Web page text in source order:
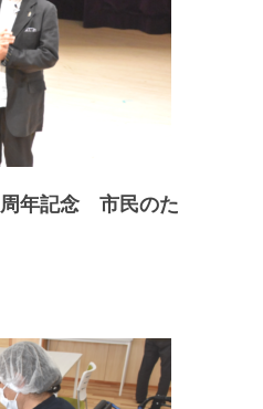
年記念 市民のた